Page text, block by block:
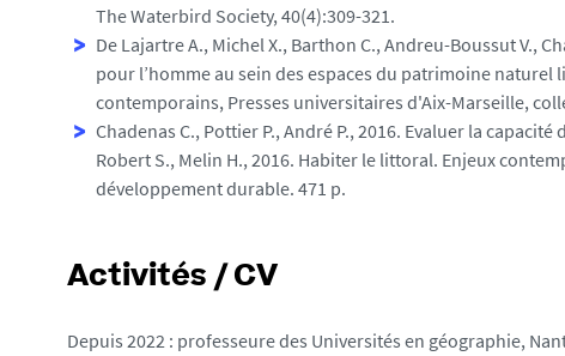
The Waterbird Society, 40(4):309-321.
De Lajartre A., Michel X., Barthon C., Andreu-Boussut V.,
pour l’homme au sein des espaces du patrimoine naturel
contemporains, Presses universitaires d'Aix-Marseille,
Chadenas C., Pottier P., André P., 2016. Evaluer la
Robert S., Melin H., 2016. Habiter le littoral. Enjeux
développement durable. 471 p.
Activités / CV
Depuis 2022 : professeure des Universités en géographie,